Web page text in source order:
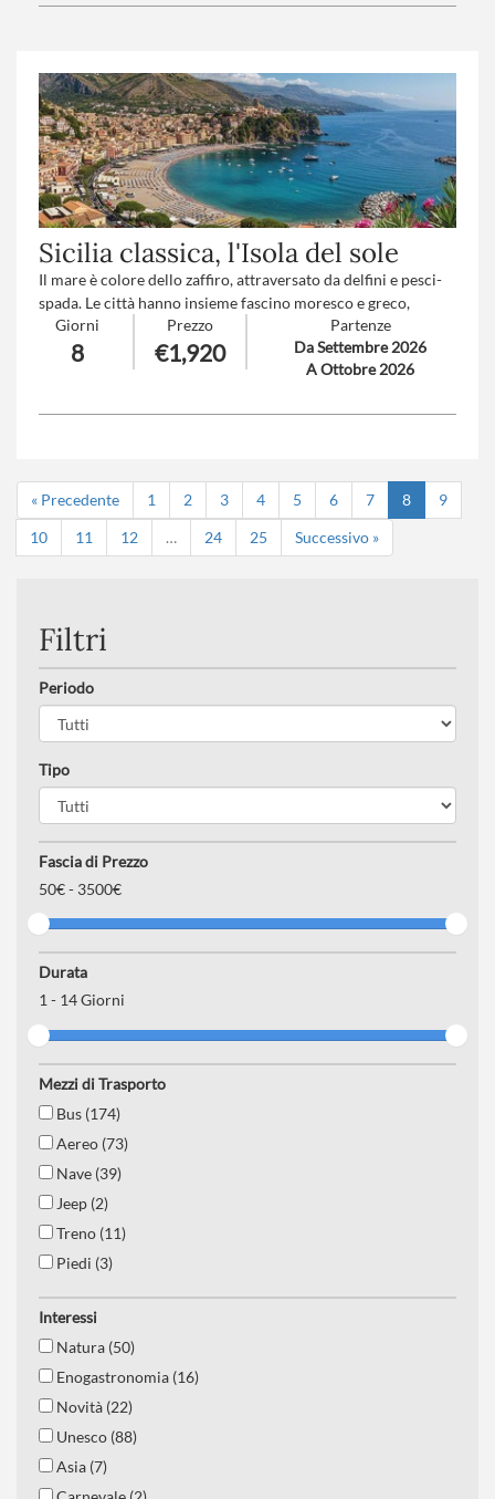
Sicilia classica, l'Isola del sole
Il mare è colore dello zaffiro, attraversato da delfini e pesci-
spada. Le città hanno insieme fascino moresco e greco,
mediterraneo e cosmopolita. I profumi sono intensi, di
zafferano, pomice, ulivi. Generosa d’Arte, la Sicilia è un
museo all’aperto… lasciatevi sedurre…
Giorni
8
Prezzo
€1,920
Partenze
Da Settembre 2026
A Ottobre 2026
« Precedente 1 2 3 4 5 6 7 8
9
10
11 12 … 24 25 Successivo »
Filtri
Periodo
Tipo
Fascia di Prezzo
50€ - 3500€
Durata
1- 14Giorni
Mezzi di Trasporto
Bus (174)
Aereo (73)
Nave (39)
Jeep (2)
Treno (11)
Piedi (3)
Interessi
Natura (50)
Enogastronomia (16)
Novità (22)
Unesco (88)
Asia (7)